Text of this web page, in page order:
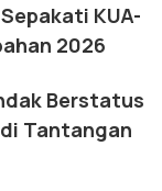
KUA-
2026
Berstatus
Tantangan